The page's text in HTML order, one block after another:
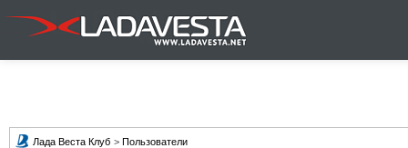
Лада Веста Клуб > Пользователи